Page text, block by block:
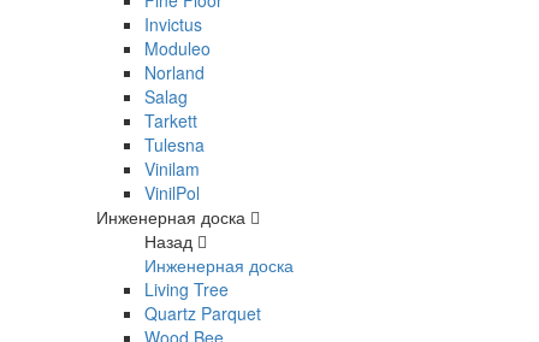
Invictus
Moduleo
Norland
Salag
Tarkett
Tulesna
Vinilam
VinilPol
Инженерная доска
Назад
Инженерная доска
Living Tree
Quartz Parquet